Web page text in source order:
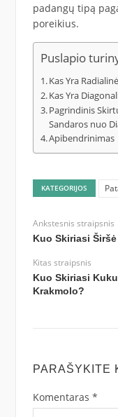
padangų tipą
poreikius.
Puslapio
Kas Yra
Kas Yra
Pagrindinis
Sandaros nuo
Apibendrinimas
KATEGORIJOS
Ankstesnis straipsnis
Kuo Skiriasi
Kitas straipsnis
Kuo Skiriasi
Krakmolo?
PARAŠYKITE
Komentaras *